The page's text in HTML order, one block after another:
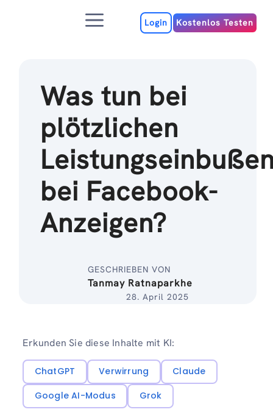
MenuLogin Kostenlos Testen
Was tun bei
plötzlichen
bei Facebook-
Anzeigen?
GESCHRIEBEN VON
Tanmay Ratnaparkhe
28. April 2025
Erkunden Sie diese Inhalte mit KI:
ChatGPT Verwirrung
Claude
Google AI-Modus
Grok